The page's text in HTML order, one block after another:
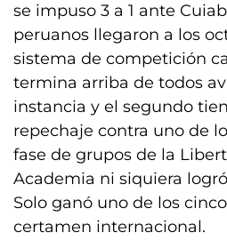
se impuso 3 a 1 ante
peruanos llegaron a los
sistema de competición
termina arriba de todos
instancia y el segundo
repechaje contra uno de
fase de grupos de la
Academia ni siquiera
Solo ganó uno de los
certamen internacional.